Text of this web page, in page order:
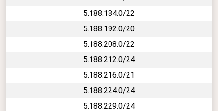
5.188.184.0/22
5.188.192.0/20
5.188.208.0/22
5.188.212.0/24
5.188.216.0/21
5.188.224.0/24
5.188.229.0/24